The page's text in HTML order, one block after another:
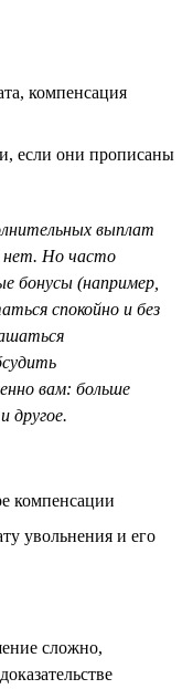
компенсация
если они прописаны
выплат
нет. Но часто
бонусы (например,
спокойно и без
вам: больше
другое.
компенсации
увольнения и его
сложно,